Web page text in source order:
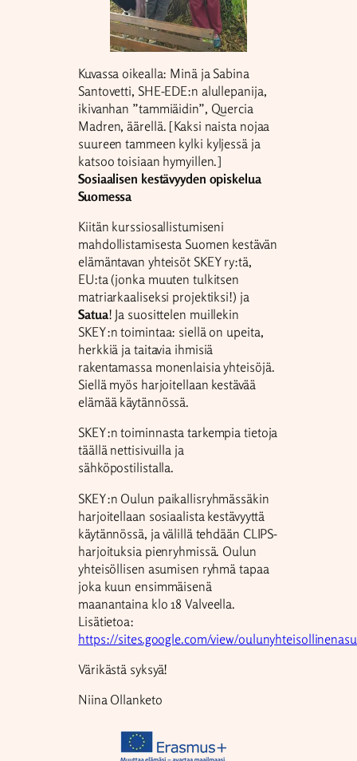
Kuvassa oikealla: Minä ja Sabina
Santovetti, SHE-EDE:n alullepanija,
ikivanhan ”tammiäidin”, Quercia
Madren, äärellä. [Kaksi naista nojaa
suureen tammeen kylki kyljessä ja
katsoo toisiaan hymyillen.]
Sosiaalisen kestävyyden opiskelua
Suomessa
Kiitän kurssiosallistumiseni
mahdollistamisesta Suomen kestävän
elämäntavan yhteisöt SKEY ry:tä,
EU:ta (jonka muuten tulkitsen
matriarkaaliseksi projektiksi!) ja
Satua! Ja suosittelen muillekin
SKEY:n toimintaa: siellä on upeita,
herkkiä ja taitavia ihmisiä
rakentamassa monenlaisia yhteisöjä.
Siellä myös harjoitellaan kestävää
elämää käytännössä.
SKEY:n toiminnasta tarkempia tietoja
täällä nettisivuilla ja
sähköpostilistalla.
SKEY:n Oulun paikallisryhmässäkin
harjoitellaan sosiaalista kestävyyttä
käytännössä, ja välillä tehdään CLIPS-
harjoituksia pienryhmissä. Oulun
yhteisöllisen asumisen ryhmä tapaa
joka kuun ensimmäisenä
maanantaina klo 18 Valveella.
Lisätietoa:
https://sites.google.com/view/
Värikästä syksyä!
Niina Ollanketo